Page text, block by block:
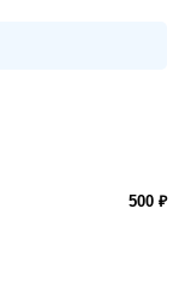
500 ₽